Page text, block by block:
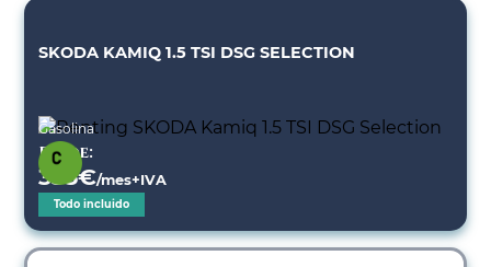
SKODA KAMIQ 1.5 TSI DSG SELECTION
Gasolina
Desde:
335€/mes+IVA
Todo incluido